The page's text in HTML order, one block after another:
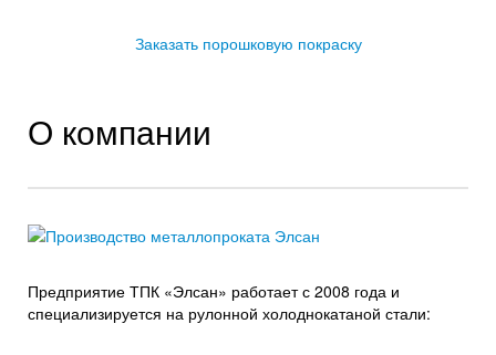
Заказать порошковую покраску
О компании
Предприятие ТПК «Элсан» работает с 2008 года и
специализируется на рулонной холоднокатаной стали: